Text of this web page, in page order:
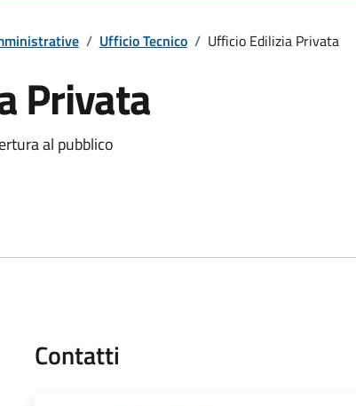
/ Ufficio Tecnico / Ufficio Edilizia Privata
Privata
al pubblico
Contatti